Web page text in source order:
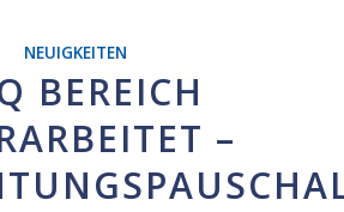
NEUIGKEITEN
BEREICH
–